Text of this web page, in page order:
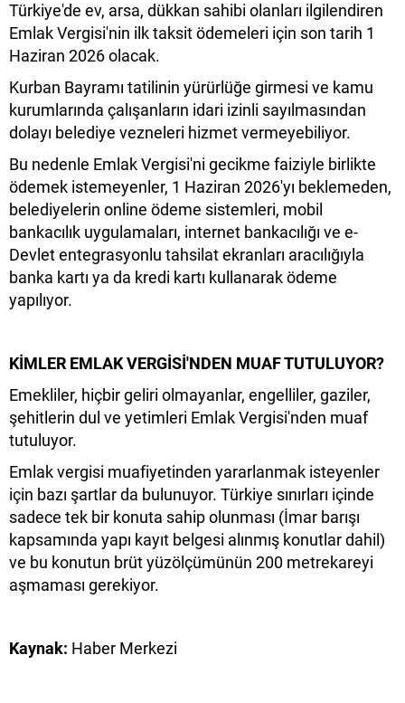
Türkiye'de ev, arsa, dükkan sahibi olanları ilgilendiren
Emlak Vergisi'nin ilk taksit ödemeleri için son tarih 1
Haziran 2026 olacak.
Kurban Bayramı tatilinin yürürlüğe girmesi ve kamu
kurumlarında çalışanların idari izinli sayılmasından
dolayı belediye vezneleri hizmet vermeyebiliyor.
Bu nedenle Emlak Vergisi'ni gecikme faiziyle birlikte
ödemek istemeyenler, 1 Haziran 2026'yı beklemeden,
belediyelerin online ödeme sistemleri, mobil
bankacılık uygulamaları, internet bankacılığı ve e-
Devlet entegrasyonlu tahsilat ekranları aracılığıyla
banka kartı ya da kredi kartı kullanarak ödeme
yapılıyor.
KİMLER EMLAK VERGİSİ'NDEN MUAF TUTULUYOR?
Emekliler, hiçbir geliri olmayanlar, engelliler, gaziler,
şehitlerin dul ve yetimleri Emlak Vergisi'nden muaf
tutuluyor.
Emlak vergisi muafiyetinden yararlanmak isteyenler
için bazı şartlar da bulunuyor. Türkiye sınırları içinde
sadece tek bir konuta sahip olunması (İmar barışı
kapsamında yapı kayıt belgesi alınmış konutlar dahil)
ve bu konutun brüt yüzölçümünün 200 metrekareyi
aşmaması gerekiyor.
Kaynak: Haber Merkezi